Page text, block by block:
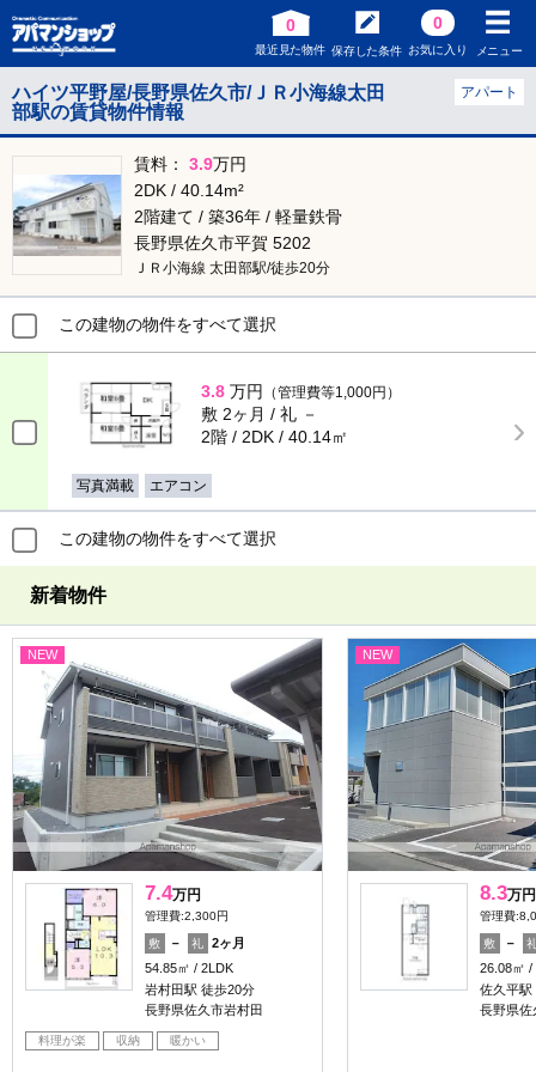
0
最近見た物件 保存した条件
0
お気に入り メニュー
ハイツ平野屋/長野県佐久市/ＪＲ小海線太田
部駅の賃貸物件情報
アパート
賃料： 3.9万円
2DK / 40.14m²
2階建て / 築36年 / 軽量鉄骨
長野県佐久市平賀 5202
ＪＲ小海線 太田部駅/徒歩20分
この建物の物件をすべて選択
3.8 万円 （管理費等1,000円）
敷 2ヶ月 / 礼 －
2階 / 2DK / 40.14㎡
写真満載 エアコン
この建物の物件をすべて選択
新着物件
NEW
7.4万円
管理費:2,300円
敷 － 礼
2ヶ月
54.85㎡
2LDK
岩村田駅 徒歩20分
長野県佐久市岩村田
料理が楽 収納 暖かい
NEW
8.3万円
管理費
敷 －
26.08㎡
佐久平駅
長野県佐